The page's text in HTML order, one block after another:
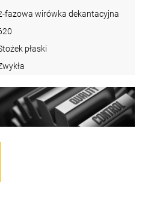
fazowa wirówka dekantacyjna
płaski